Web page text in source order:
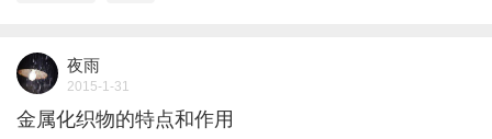
夜雨
2015-1-31
金属化织物的特点和作用